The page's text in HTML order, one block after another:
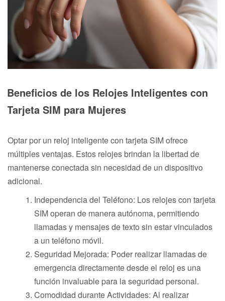
Beneficios de los Relojes Inteligentes con
Tarjeta SIM para Mujeres
Optar por un reloj inteligente con tarjeta SIM ofrece
múltiples ventajas. Estos relojes brindan la libertad de
mantenerse conectada sin necesidad de un dispositivo
adicional.
Independencia del Teléfono: Los relojes con tarjeta
SIM operan de manera autónoma, permitiendo
llamadas y mensajes de texto sin estar vinculados
a un teléfono móvil.
Seguridad Mejorada: Poder realizar llamadas de
emergencia directamente desde el reloj es una
función invaluable para la seguridad personal.
Comodidad durante Actividades: Al realizar